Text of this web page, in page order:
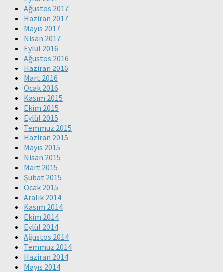
Ağustos 2017
Haziran 2017
Mayıs 2017
Nisan 2017
Eylül 2016
Ağustos 2016
Haziran 2016
Mart 2016
Ocak 2016
Kasım 2015
Ekim 2015
Eylül 2015
Temmuz 2015
Haziran 2015
Mayıs 2015
Nisan 2015
Mart 2015
Şubat 2015
Ocak 2015
Aralık 2014
Kasım 2014
Ekim 2014
Eylül 2014
Ağustos 2014
Temmuz 2014
Haziran 2014
Mayıs 2014